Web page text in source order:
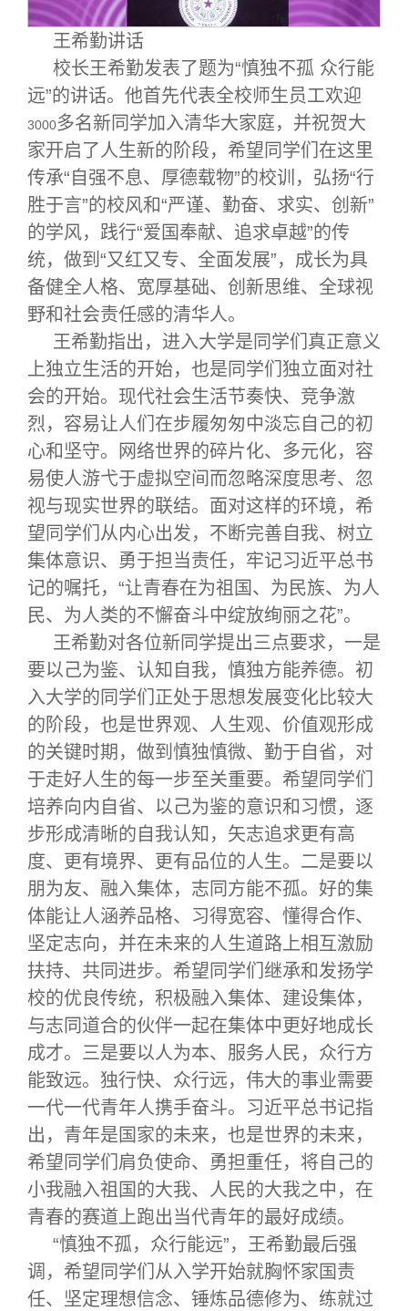
王希勤讲话
校长王希勤发表了题为“慎独不孤 众行能
远”的讲话。他首先代表全校师生员工欢迎
3000多名新同学加入清华大家庭，并祝贺大
家开启了人生新的阶段，希望同学们在这里
传承“自强不息、厚德载物”的校训，弘扬“行
胜于言”的校风和“严谨、勤奋、求实、创新”
的学风，践行“爱国奉献、追求卓越”的传
统，做到“又红又专、全面发展”，成长为具
备健全人格、宽厚基础、创新思维、全球视
野和社会责任感的清华人。
王希勤指出，进入大学是同学们真正意义
上独立生活的开始，也是同学们独立面对社
会的开始。现代社会生活节奏快、竞争激
烈，容易让人们在步履匆匆中淡忘自己的初
心和坚守。网络世界的碎片化、多元化，容
易使人游弋于虚拟空间而忽略深度思考、忽
视与现实世界的联结。面对这样的环境，希
望同学们从内心出发，不断完善自我、树立
集体意识、勇于担当责任，牢记习近平总书
记的嘱托，“让青春在为祖国、为民族、为人
民、为人类的不懈奋斗中绽放绚丽之花”。
王希勤对各位新同学提出三点要求，一是
要以己为鉴、认知自我，慎独方能养德。初
入大学的同学们正处于思想发展变化比较大
的阶段，也是世界观、人生观、价值观形成
的关键时期，做到慎独慎微、勤于自省，对
于走好人生的每一步至关重要。希望同学们
培养向内自省、以己为鉴的意识和习惯，逐
步形成清晰的自我认知，矢志追求更有高
度、更有境界、更有品位的人生。二是要以
朋为友、融入集体，志同方能不孤。好的集
体能让人涵养品格、习得宽容、懂得合作、
坚定志向，并在未来的人生道路上相互激励
扶持、共同进步。希望同学们继承和发扬学
校的优良传统，积极融入集体、建设集体，
与志同道合的伙伴一起在集体中更好地成长
成才。三是要以人为本、服务人民，众行方
能致远。独行快、众行远，伟大的事业需要
一代一代青年人携手奋斗。习近平总书记指
出，青年是国家的未来，也是世界的未来，
希望同学们肩负使命、勇担重任，将自己的
小我融入祖国的大我、人民的大我之中，在
青春的赛道上跑出当代青年的最好成绩。
“慎独不孤，众行能远”，王希勤最后强
调，希望同学们从入学开始就胸怀家国责
任、坚定理想信念、锤炼品德修为、练就过